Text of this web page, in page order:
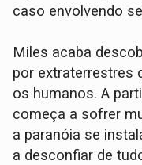
caso envolvendo
Miles acaba
por extraterrestres
os humanos. A
começa a sofrer
a paranóia se
a desconfiar de